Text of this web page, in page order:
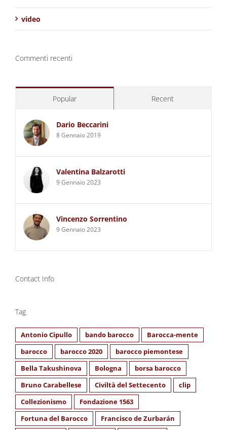
video
Commenti recenti
Popular Recent
Dario Beccarini
8 Gennaio 2019
Valentina Balzarotti
9 Gennaio 2023
Vincenzo Sorrentino
9 Gennaio 2023
Contact Info
Tag
Antonio Cipullo bando barocco
Barocca-mente
barocco
barocco 2020
barocco piemontese
Bella Takushinova
Bologna
borsa barocco
Bruno Carabellese
Civiltà del Settecento
clip
Collezionismo
Fondazione 1563
Fortuna del Barocco
Francisco de Zurbarán